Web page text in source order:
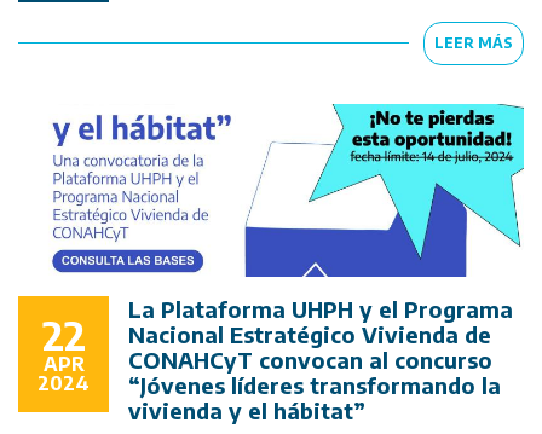
LEER MÁS
22
APR
2024
La Plataforma UHPH y el Programa
Nacional Estratégico Vivienda de
CONAHCyT convocan al concurso
“Jóvenes líderes transformando la
vivienda y el hábitat”